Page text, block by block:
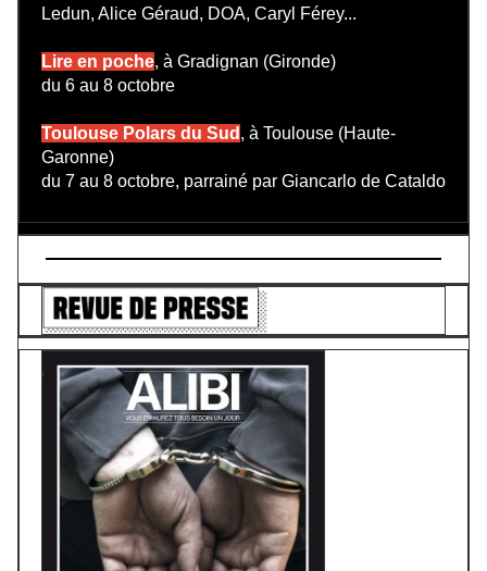
Ledun, Alice Géraud, DOA, Caryl Férey...
Lire en poche, à Gradignan (Gironde)
du 6 au 8 octobre
Toulouse Polars du Sud , à Toulouse (Haute-
Garonne)
du 7 au 8 octobre, parrainé par Giancarlo de Cataldo